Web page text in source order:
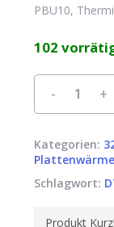
PBU10,
102
Kategorien:
Schlagwort:
Produkt